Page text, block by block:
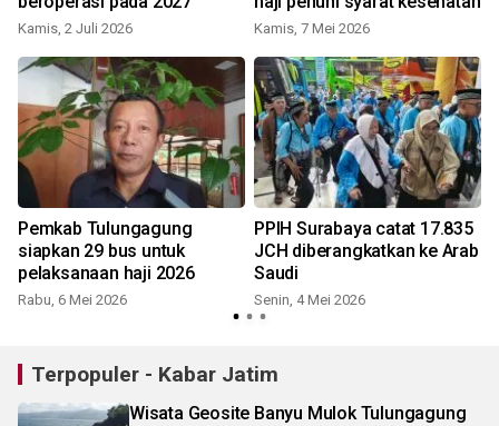
Kamis, 2 Juli 2026 Kamis, 7 Mei 2026
Pemkab Tulungagung
siapkan 29 bus untuk
pelaksanaan haji 2026
Rabu, 6 Mei 2026
PPIH Surabaya catat 17.835
JCH diberangkatkan ke Arab
Saudi
Senin, 4 Mei 2026
Terpopuler - Kabar Jatim
Wisata Geosite Banyu Mulok Tulungagung